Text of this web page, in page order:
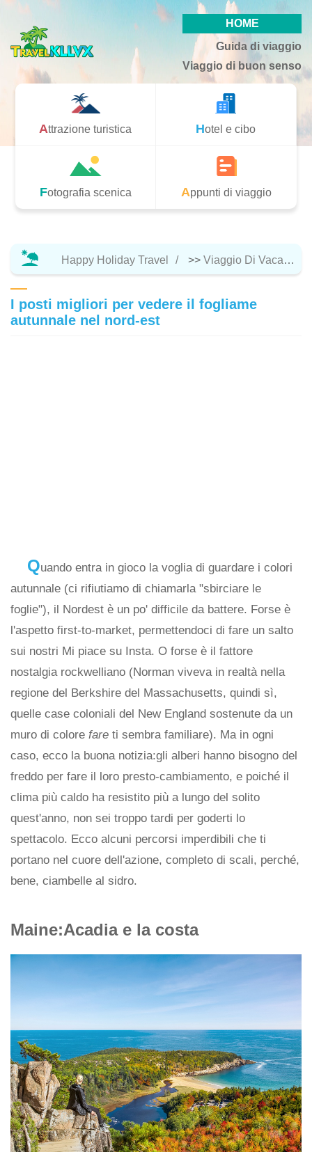
HOME
Guida di viaggio
Viaggio di buon senso
Attrazione turistica Hotel e cibo
Fotografia scenica Appunti di viaggio
Happy Holiday Travel >> Viaggio Di Vacanza
I posti migliori per vedere il fogliame
autunnale nel nord-est
Quando entra in gioco la voglia di guardare i colori
autunnale (ci rifiutiamo di chiamarla "sbirciare le
foglie"), il Nordest è un po' difficile da battere. Forse è
l'aspetto first-to-market, permettendoci di fare un salto
sui nostri Mi piace su Insta. O forse è il fattore
nostalgia rockwelliano (Norman viveva in realtà nella
regione del Berkshire del Massachusetts, quindi sì,
quelle case coloniali del New England sostenute da un
muro di colore fare ti sembra familiare). Ma in ogni
caso, ecco la buona notizia:gli alberi hanno bisogno del
freddo per fare il loro presto-cambiamento, e poiché il
clima più caldo ha resistito più a lungo del solito
quest'anno, non sei troppo tardi per goderti lo
spettacolo. Ecco alcuni percorsi imperdibili che ti
portano nel cuore dell'azione, completo di scali, perché,
bene, ciambelle al sidro.
Maine:Acadia e la costa